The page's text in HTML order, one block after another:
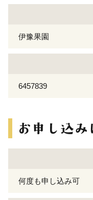
伊豫果園
6457839
何度も申し込み可